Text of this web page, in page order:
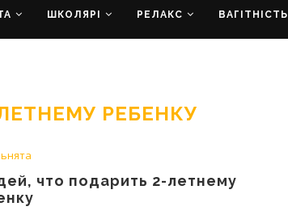
ШКОЛЯРІ РЕЛАКС ВАГІТНІСТЬ
РЕБЕНКУ
что подарить 2-летнему